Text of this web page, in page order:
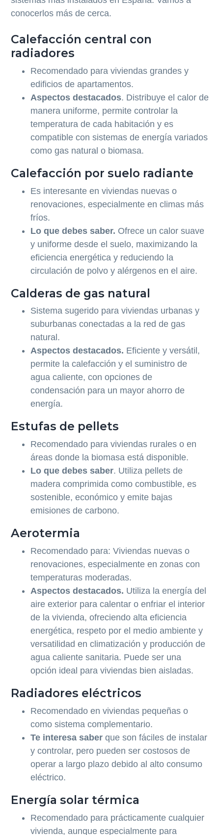
conocerlos más de cerca.
Calefacción central con
radiadores
Recomendado para viviendas grandes y
edificios de apartamentos.
Aspectos destacados. Distribuye el calor de
manera uniforme, permite controlar la
temperatura de cada habitación y es
compatible con sistemas de energía variados
como gas natural o biomasa.
Calefacción por suelo radiante
Es interesante en viviendas nuevas o
renovaciones, especialmente en climas más
fríos.
Lo que debes saber. Ofrece un calor suave
y uniforme desde el suelo, maximizando la
eficiencia energética y reduciendo la
circulación de polvo y alérgenos en el aire.
Calderas de gas natural
Sistema sugerido para viviendas urbanas y
suburbanas conectadas a la red de gas
natural.
Aspectos destacados. Eficiente y versátil,
permite la calefacción y el suministro de
agua caliente, con opciones de
condensación para un mayor ahorro de
energía.
Estufas de pellets
Recomendado para viviendas rurales o en
áreas donde la biomasa está disponible.
Lo que debes saber. Utiliza pellets de
madera comprimida como combustible, es
sostenible, económico y emite bajas
emisiones de carbono.
Aerotermia
Recomendado para: Viviendas nuevas o
renovaciones, especialmente en zonas con
temperaturas moderadas.
Aspectos destacados. Utiliza la energía del
aire exterior para calentar o enfriar el interior
de la vivienda, ofreciendo alta eficiencia
energética, respeto por el medio ambiente y
versatilidad en climatización y producción de
agua caliente sanitaria. Puede ser una
opción ideal para viviendas bien aisladas.
Radiadores eléctricos
Recomendado en viviendas pequeñas o
como sistema complementario.
Te interesa saber que son fáciles de instalar
y controlar, pero pueden ser costosos de
operar a largo plazo debido al alto consumo
eléctrico.
Energía solar térmica
Recomendado para prácticamente cualquier
vivienda, aunque especialmente para